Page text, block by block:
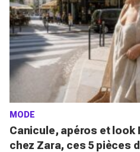
MODE
Canicule, apéros et look
chez Zara, ces 5 pièces